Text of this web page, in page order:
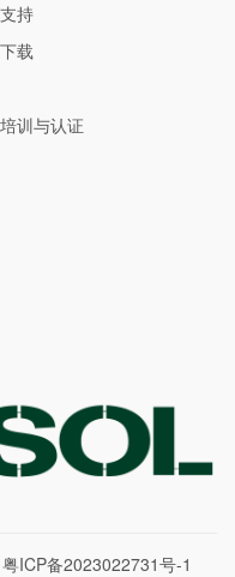
持
载
训与认证
粤ICP备2023022731号-1